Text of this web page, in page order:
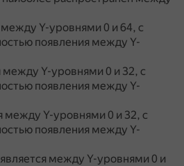
Y-уровнями 0 и 64, с
появления между Y-
между Y-уровнями 0 и 32, с
появления между Y-
между Y-уровнями 0 и 32, с
появления между Y-
между Y-уровнями 0 и